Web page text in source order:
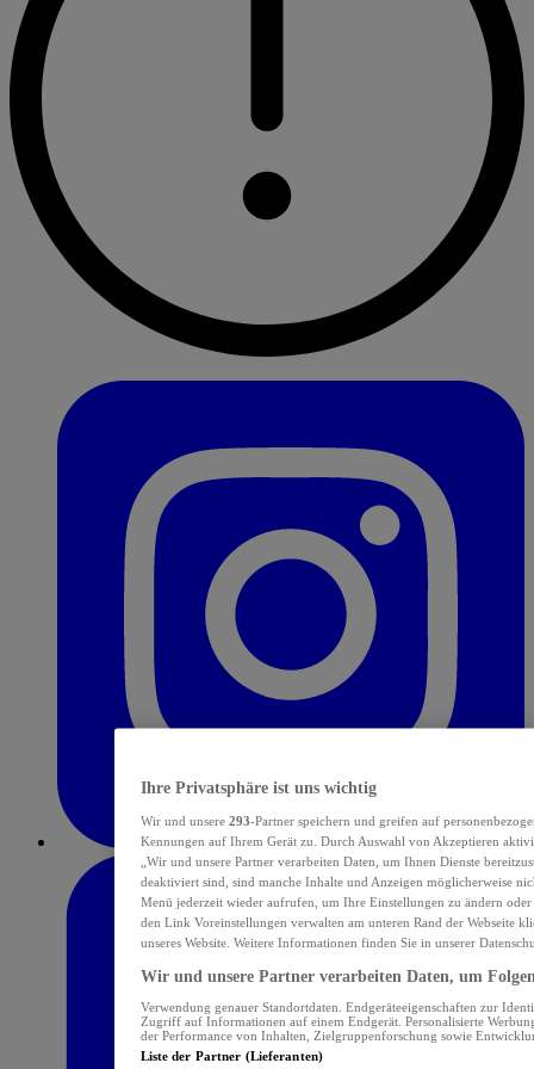
Ihre Privatsphäre ist uns wichtig
Wir und unsere 293-Partner speichern und greifen auf
Kennungen auf Ihrem Gerät zu. Durch Auswahl von Akzeptieren
„Wir und unsere Partner verarbeiten Daten, um Ihnen Dienste
deaktiviert sind, sind manche Inhalte und Anzeigen möglicherweise
Menü jederzeit wieder aufrufen, um Ihre Einstellungen zu ändern
den Link Voreinstellungen verwalten am unteren Rand der Webseite
unseres Website. Weitere Informationen finden Sie in unserer
Wir und unsere Partner verarbeiten Daten, um
Verwendung genauer Standortdaten. Endgeräteeigenschaften zur
Zugriff auf Informationen auf einem Endgerät. Personalisierte
der Performance von Inhalten, Zielgruppenforschung sowie
Liste der Partner (Lieferanten)